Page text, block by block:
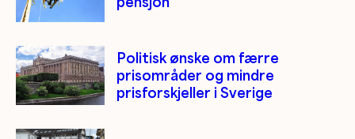
Politisk ønske om færre
prisområder og mindre
prisforskjeller i Sverige